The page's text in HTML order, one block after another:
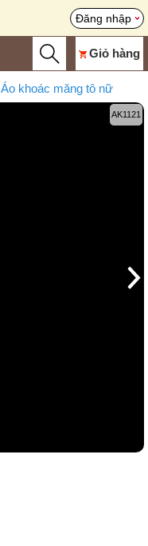
Đăng nhập
Giỏ hàng
Áo khoác măng tô nữ
AK1121